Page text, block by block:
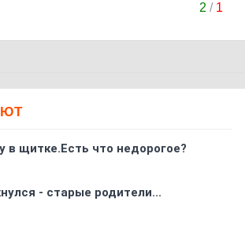
2 / 1
в щитке.Есть что недорогое?
- старые родители...